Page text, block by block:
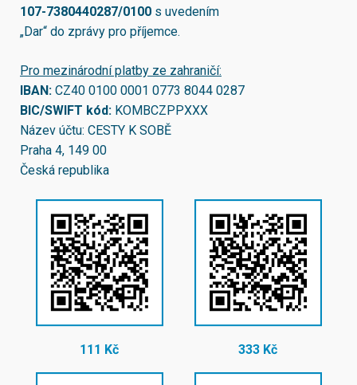
107-7380440287/0100 s uvedením
„Dar“ do zprávy pro příjemce.
Pro mezinárodní platby ze zahraničí:
IBAN: CZ40 0100 0001 0773 8044 0287
BIC/SWIFT kód: KOMBCZPPXXX
Název účtu: CESTY K SOBĚ
Praha 4, 149 00
Česká republika
111 Kč 333 Kč